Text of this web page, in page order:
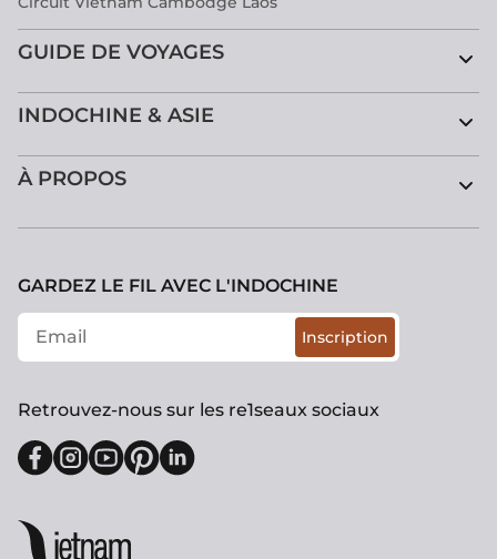
GUIDE DE VOYAGES
INDOCHINE & ASIE
À PROPOS
GARDEZ LE FIL AVEC L'INDOCHINE
Inscription
Retrouvez-nous sur les re1seaux sociaux